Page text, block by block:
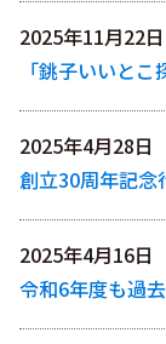
2025年11月22日
「銚子いいと
2025年4月28日
創立30周年記念
2025年4月16日
令和6年度も過